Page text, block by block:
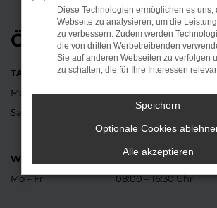
ÖFFNUNGSZEITEN
TANKSTELLE UND BÜRO
Mo – Fr
Sa
07:30 – 18:00 Uhr
08:30 – 12:00 Uhr
WERKSTATT
Mo – Fr
08:00 – 16:30 Uhr
Diese Technologien ermöglichen es uns,
Webseite zu analysieren, um die
zu verbessern. Zudem werden
die von dritten Werbetreibenden
Sie auf anderen Webseiten zu verfolgen
zu schalten, die für Ihre Interessen
Speichern
Optionale Cookies
Alle akzeptieren